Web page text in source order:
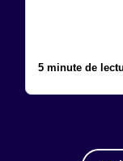
5 minute de